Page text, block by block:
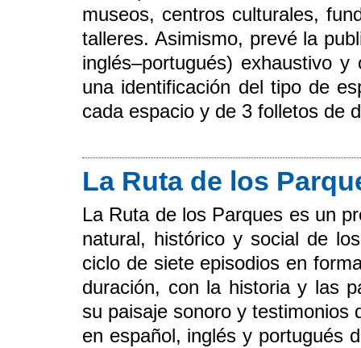
museos, centros culturales,
talleres. Asimismo, prevé la
inglés–portugués) exhaustivo
una identificación del tipo de
cada espacio y de 3 folletos de
La Ruta de los
La Ruta de los Parques es un
natural, histórico y social de
ciclo de siete episodios en
duración, con la historia y las
su paisaje sonoro y testimonios
en español, inglés y portugués